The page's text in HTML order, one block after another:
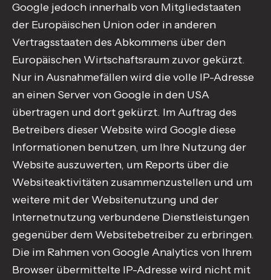
Google jedoch innerhalb von Mitgliedstaaten
der Europäischen Union oder in anderen
Vertragsstaaten des Abkommens über den
Europäischen Wirtschaftsraum zuvor gekürzt.
Nur in Ausnahmefällen wird die volle IP-Adresse
an einen Server von Google in den USA
übertragen und dort gekürzt. Im Auftrag des
Betreibers dieser Website wird Google diese
Informationen benutzen, um Ihre Nutzung der
Website auszuwerten, um Reports über die
Websiteaktivitäten zusammenzustellen und um
weitere mit der Websitenutzung und der
Internetnutzung verbundene Dienstleistungen
gegenüber dem Websitebetreiber zu erbringen.
Die im Rahmen von Google Analytics von Ihrem
Browser übermittelte IP-Adresse wird nicht mit